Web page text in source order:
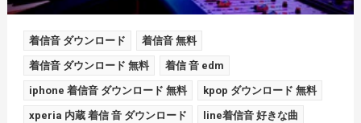
着信音 ダウンロード 着信音 無料
着信音 ダウンロード 無料 着信 音 edm
iphone 着信音 ダウンロード 無料 kpop ダウンロード 無料
xperia 内蔵 着信 音 ダウンロード line着信音 好きな曲